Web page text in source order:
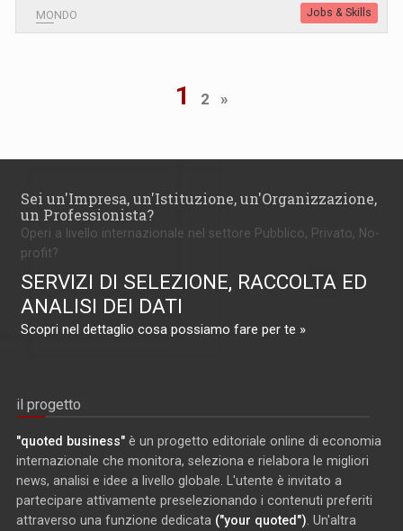
MONDO Jobs & Skills
1 2 »
Sei un'Impresa, un'Istituzione, un'Organizzazione,
un Professionista?
Operi a livello internazionale nel settore Pubblico, Privato, No-
profit?
SERVIZI DI SELEZIONE, RACCOLTA ED
ANALISI DEI DATI
Scopri nel dettaglio cosa possiamo fare per te »
il progetto
"quoted business" è un progetto editoriale online di economia
internazionale che monitora, seleziona e rielabora le migliori
news, analisi e idee a livello globale. L'utente è invitato a
partecipare attivamente preselezionando i contenuti preferiti
attraverso una funzione dedicata ("your quoted") . Un'altra